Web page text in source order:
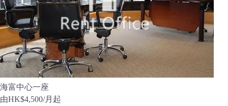
海富中心一座
由HK$4,500/月起